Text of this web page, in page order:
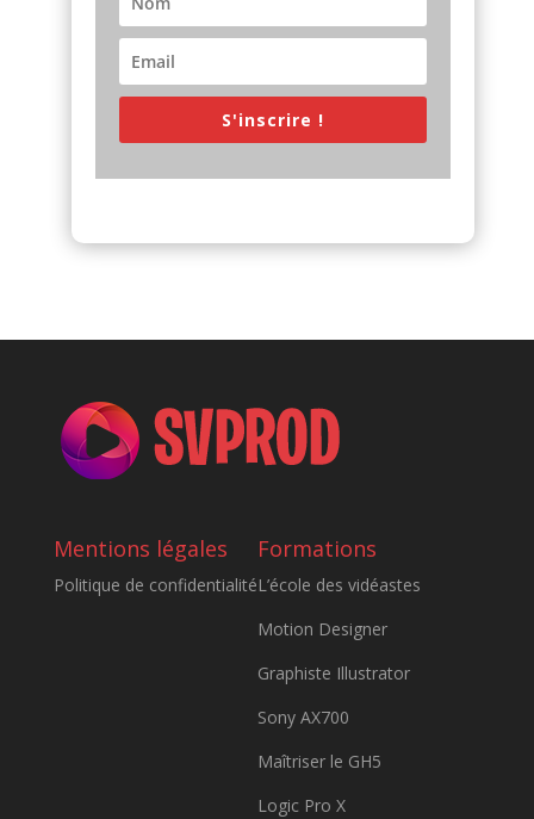
S'inscrire !
Mentions légales
Politique de confidentialité
Formations
L’école des vidéastes
Motion Designer
Graphiste Illustrator
Sony AX700
Maîtriser le GH5
Logic Pro X